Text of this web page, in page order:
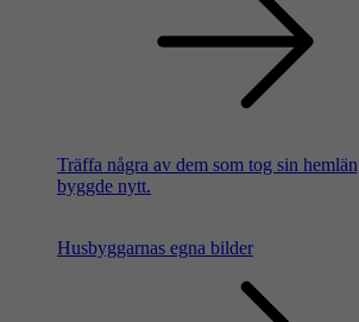
Träffa några av dem som tog sin
byggde nytt.
Husbyggarnas egna bilder